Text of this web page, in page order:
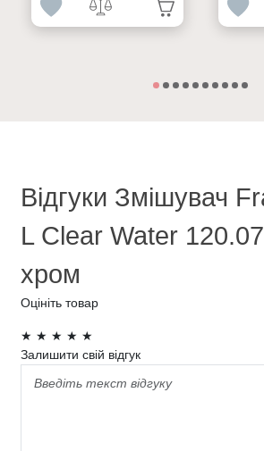
Відгуки Змішувач
L Clear Water
хром
Оцініть товар
★ ★ ★ ★ ★
Залишити свій відгук